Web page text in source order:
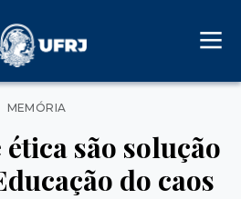
Categorias
MEMÓRIA
são solução
do caos